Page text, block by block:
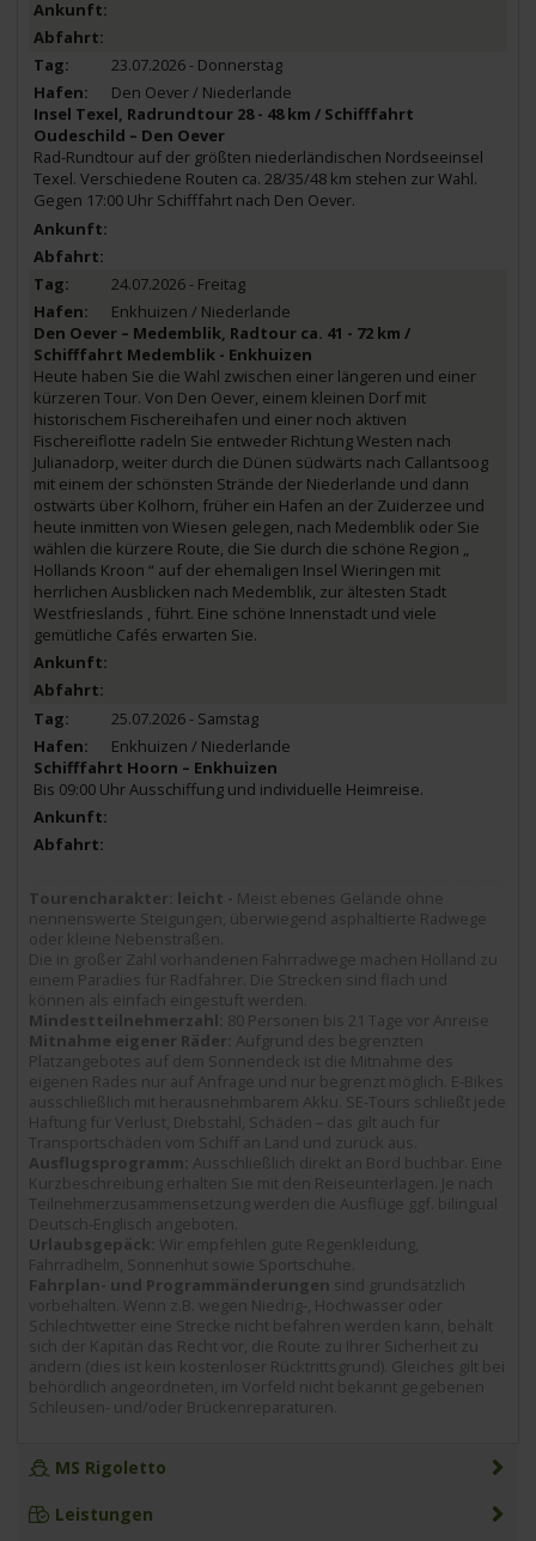
23.07.2026 - Donnerstag
Den Oever / Niederlande
Insel Texel, Radrundtour 28 - 48 km / Schifffahrt
Oudeschild – Den Oever
Rad-Rundtour auf der größten niederländischen Nordseeinsel
Texel. Verschiedene Routen ca. 28/35/48 km stehen zur Wahl.
Gegen 17:00 Uhr Schifffahrt nach Den Oever.
24.07.2026 - Freitag
Enkhuizen / Niederlande
Den Oever – Medemblik, Radtour ca. 41 - 72 km /
Schifffahrt Medemblik - Enkhuizen
Heute haben Sie die Wahl zwischen einer längeren und einer
kürzeren Tour. Von Den Oever, einem kleinen Dorf mit
historischem Fischereihafen und einer noch aktiven
Fischereiflotte radeln Sie entweder Richtung Westen nach
Julianadorp, weiter durch die Dünen südwärts nach Callantsoog
mit einem der schönsten Strände der Niederlande und dann
ostwärts über Kolhorn, früher ein Hafen an der Zuiderzee und
heute inmitten von Wiesen gelegen, nach Medemblik oder Sie
wählen die kürzere Route, die Sie durch die schöne Region „
Hollands Kroon “ auf der ehemaligen Insel Wieringen mit
herrlichen Ausblicken nach Medemblik, zur ältesten Stadt
Westfrieslands , führt. Eine schöne Innenstadt und viele
gemütliche Cafés erwarten Sie.
25.07.2026 - Samstag
Enkhuizen / Niederlande
Schifffahrt Hoorn – Enkhuizen
Bis 09:00 Uhr Ausschiffung und individuelle Heimreise.
Tourencharakter: leicht - Meist ebenes Gelände ohne
nennenswerte Steigungen, überwiegend asphaltierte Radwege
oder kleine Nebenstraßen.
Die in großer Zahl vorhandenen Fahrradwege machen Holland zu
einem Paradies für Radfahrer. Die Strecken sind flach und
können als einfach eingestuft werden.
Mindestteilnehmerzahl: 80 Personen bis 21 Tage vor Anreise
Mitnahme eigener Räder: Aufgrund des begrenzten
Platzangebotes auf dem Sonnendeck ist die Mitnahme des
eigenen Rades nur auf Anfrage und nur begrenzt möglich. E-Bikes
ausschließlich mit herausnehmbarem Akku. SE-Tours schließt jede
Haftung für Verlust, Diebstahl, Schäden – das gilt auch für
Transportschäden vom Schiff an Land und zurück aus.
Ausflugsprogramm: Ausschließlich direkt an Bord buchbar. Eine
Kurzbeschreibung erhalten Sie mit den Reiseunterlagen. Je nach
Teilnehmerzusammensetzung werden die Ausflüge ggf. bilingual
Deutsch-Englisch angeboten.
Urlaubsgepäck: Wir empfehlen gute Regenkleidung,
Fahrradhelm, Sonnenhut sowie Sportschuhe.
Fahrplan- und Programmänderungen sind grundsätzlich
vorbehalten. Wenn z.B. wegen Niedrig-, Hochwasser oder
Schlechtwetter eine Strecke nicht befahren werden kann, behält
sich der Kapitän das Recht vor, die Route zu Ihrer Sicherheit zu
ändern (dies ist kein kostenloser Rücktrittsgrund). Gleiches gilt bei
behördlich angeordneten, im Vorfeld nicht bekannt gegebenen
Schleusen- und/oder Brückenreparaturen.
MS Rigoletto
Leistungen